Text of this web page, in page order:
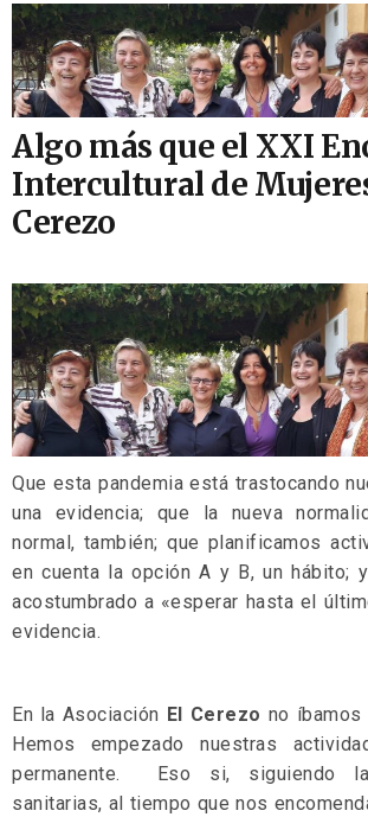
Algo más que el XXI
Intercultural de
Cerezo
Que esta pandemia está trastocando
una evidencia; que la nueva
normal, también; que planificamos
en cuenta la opción A y B, un hábito;
acostumbrado a «esperar hasta el
evidencia.
En la Asociación El Cerezo no
Hemos empezado nuestras
permanente. Eso si, siguiendo
sanitarias, al tiempo que nos